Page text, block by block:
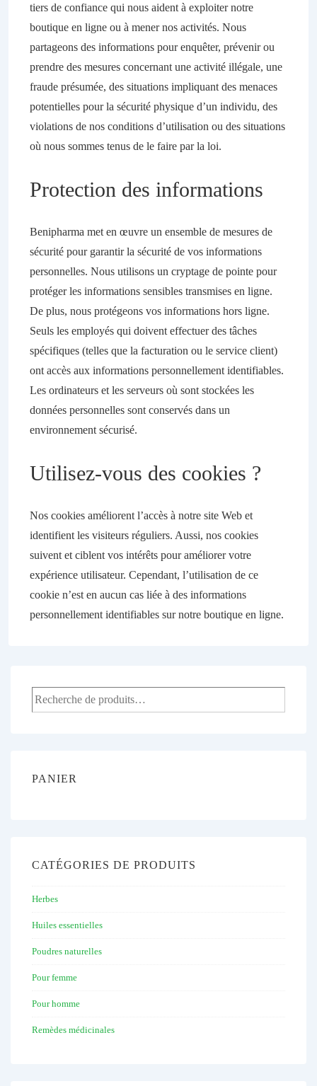
tiers de confiance qui nous aident à exploiter notre
boutique en ligne ou à mener nos activités. Nous
partageons des informations pour enquêter, prévenir ou
prendre des mesures concernant une activité illégale, une
fraude présumée, des situations impliquant des menaces
potentielles pour la sécurité physique d’un individu, des
violations de nos conditions d’utilisation ou des situations
où nous sommes tenus de le faire par la loi.
Protection des informations
Benipharma met en œuvre un ensemble de mesures de
sécurité pour garantir la sécurité de vos informations
personnelles. Nous utilisons un cryptage de pointe pour
protéger les informations sensibles transmises en ligne.
De plus, nous protégeons vos informations hors ligne.
Seuls les employés qui doivent effectuer des tâches
spécifiques (telles que la facturation ou le service client)
ont accès aux informations personnellement identifiables.
Les ordinateurs et les serveurs où sont stockées les
données personnelles sont conservés dans un
environnement sécurisé.
Utilisez-vous des cookies ?
Nos cookies améliorent l’accès à notre site Web et
identifient les visiteurs réguliers. Aussi, nos cookies
suivent et ciblent vos intérêts pour améliorer votre
expérience utilisateur. Cependant, l’utilisation de ce
cookie n’est en aucun cas liée à des informations
personnellement identifiables sur notre boutique en ligne.
PANIER
CATÉGORIES DE PRODUITS
Herbes
Huiles essentielles
Poudres naturelles
Pour femme
Pour homme
Remèdes médicinales